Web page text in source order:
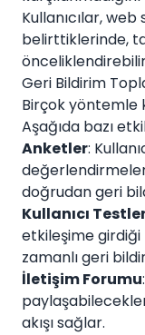
Kullanıcılar,
belirttiklerinde,
Geri Bildirim
Birçok yöntemle
Aşağıda bazı
Anketler:
doğrudan geri
Kullanıcı
etkileşime
zamanlı geri
İletişim Forumu
akışı sağlar.